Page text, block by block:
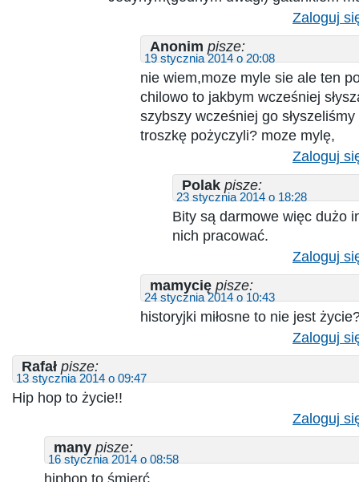
Zaloguj
Anonim pisze:
19 stycznia 2014 o 20:08
nie wiem,moze myle sie ale ten
chilowo to jakbym wcześniej
szybszy wcześniej go słyszeliśmy
troszkę pożyczyli? moze mylę,
Zaloguj
Polak pisze:
23 stycznia 2014 o 18:28
Bity są darmowe więc dużo
nich pracować.
Zaloguj
mamycię pisze:
24 stycznia 2014 o 10:43
historyjki miłosne to nie jest
Zaloguj
Rafał pisze:
13 stycznia 2014 o 09:47
Hip hop to życie!!
Zaloguj
many pisze:
16 stycznia 2014 o 08:58
hiphop to śmierć